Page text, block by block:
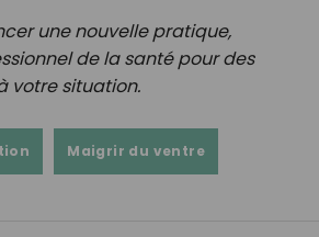
une nouvelle pratique,
de la santé pour des
votre situation.
Maigrir du ventre